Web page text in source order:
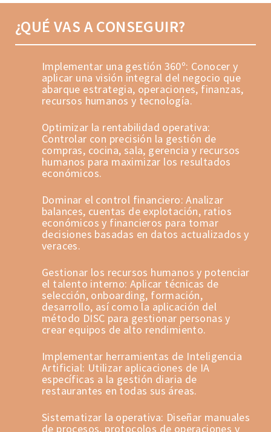
¿QUÉ VAS A CONSEGUIR?
Implementar una gestión 360º: Conocer y
aplicar una visión integral del negocio que
abarque estrategia, operaciones, finanzas,
recursos humanos y tecnología.
Optimizar la rentabilidad operativa:
Controlar con precisión la gestión de
compras, cocina, sala, gerencia y recursos
humanos para maximizar los resultados
económicos.
Dominar el control financiero: Analizar
balances, cuentas de explotación, ratios
económicos y financieros para tomar
decisiones basadas en datos actualizados y
veraces.
Gestionar los recursos humanos y potenciar
el talento interno: Aplicar técnicas de
selección, onboarding, formación,
desarrollo, así como la aplicación del
método DISC para gestionar personas y
crear equipos de alto rendimiento.
Implementar herramientas de Inteligencia
Artificial: Utilizar aplicaciones de IA
específicas a la gestión diaria de
restaurantes en todas sus áreas.
Sistematizar la operativa: Diseñar manuales
de procesos, protocolos de operaciones y